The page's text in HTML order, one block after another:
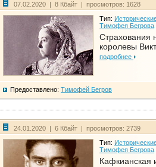
07.02.2020 | 8 Кбайт | просмотров: 1628
Тип:
Тимофея Бегрова
Страхования
королевы
подробнее
Предоставлено: Тимофей Бегров
24.01.2020 | 6 Кбайт | просмотров: 2739
Тип:
Тимофея Бегрова
Кафкианская